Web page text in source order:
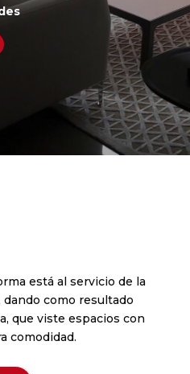
está al servicio de la
como resultado
que viste espacios con
comodidad.